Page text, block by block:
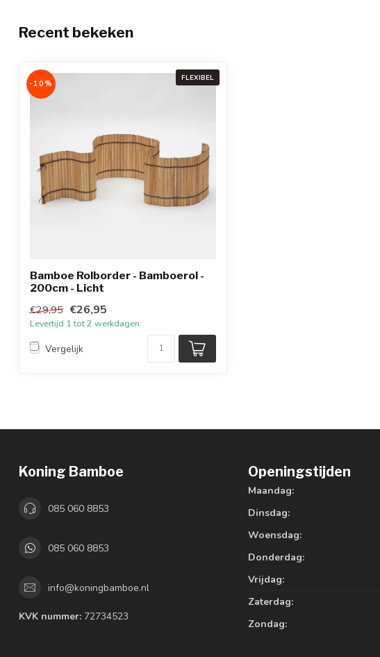
Recent bekeken
FLEXIBEL
-10%
Bamboe Rolborder - Bamboerol -
200cm - Licht
€29,95 €26,95
Levertijd 1 tot 2 werkdagen
Vergelijk
Koning Bamboe
085 060 8853
085 060 8853
info@koningbamboe.nl
KVK nummer: 72734523
Openingstijden
Maandag:
Dinsdag:
Woensdag:
Donderdag:
Vrijdag:
Zaterdag:
Zondag: